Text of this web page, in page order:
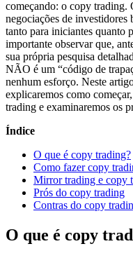
começando: o copy trading.
negociações de
tanto para iniciantes quanto
importante observar que,
sua própria pesquisa
NÃO é um “código de
nenhum esforço. Neste
explicaremos como
trading e examinaremos os
Índice
O que é copy trading?
Como fazer copy
Mirror trading e copy
Prós do copy trading
Contras do copy
O que é copy